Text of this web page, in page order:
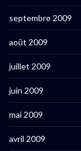
septembre 2009
août 2009
juillet 2009
juin 2009
mai 2009
avril 2009